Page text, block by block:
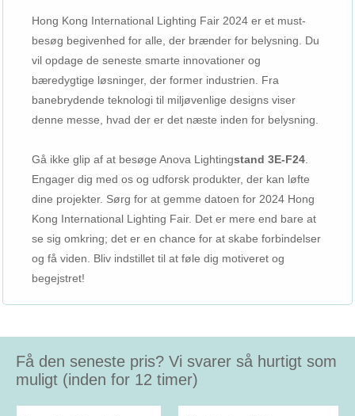
Hong Kong International Lighting Fair 2024 er et must-
besøg begivenhed for alle, der brænder for belysning. Du
vil opdage de seneste smarte innovationer og
bæredygtige løsninger, der former industrien. Fra
banebrydende teknologi til miljøvenlige designs viser
denne messe, hvad der er det næste inden for belysning.
Gå ikke glip af at besøge Anova Lightingstand 3E-F24.
Engager dig med os og udforsk produkter, der kan løfte
dine projekter. Sørg for at gemme datoen for 2024 Hong
Kong International Lighting Fair. Det er mere end bare at
se sig omkring; det er en chance for at skabe forbindelser
og få viden. Bliv indstillet til at føle dig motiveret og
begejstret!
Få den seneste pris? Vi svarer så hurtigt som
muligt (inden for 12 timer)